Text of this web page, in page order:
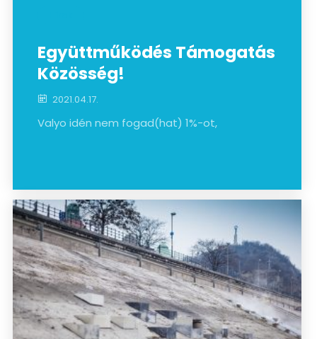
Együttműködés Támogatás
Közösség!
2021.04.17.
Valyo idén nem fogad(hat) 1%-ot,